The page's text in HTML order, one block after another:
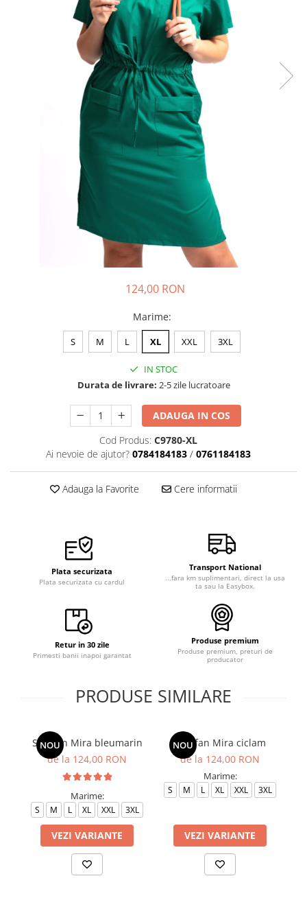
124,00 RON
Marime:
S M L XL XXL 3XL
IN STOC
Durata de livrare: 2-5 zile lucratoare
ADAUGA IN COS
Cod Produs: C9780-XL
Ai nevoie de ajutor? 0784184183 / 0761184183
Adauga la Favorite Cere informatii
Plata securizata
Plata securizata cu cardul
Transport National
...fara km suplimentari, direct la usa
ta sau la Easybox.
Retur in 30 zile
Primesti banii inapoi garantat
Produse premium
Produse premium, preturi de
producator
PRODUSE SIMILARE
NOU
Sarafan Mira bleumarin
de la 124,00 RON
Marime:
S M L XL XXL 3XL
VEZI VARIANTE
NOU
Sarafan Mira ciclam
de la 124,00 RON
Marime:
S M L XL XXL 3XL
VEZI VARIANTE